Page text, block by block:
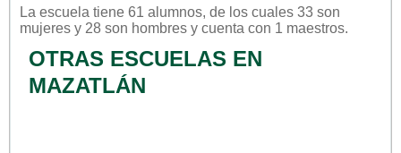
La escuela tiene 61 alumnos, de los cuales 33 son
mujeres y 28 son hombres y cuenta con 1 maestros.
OTRAS ESCUELAS EN
MAZATLÁN